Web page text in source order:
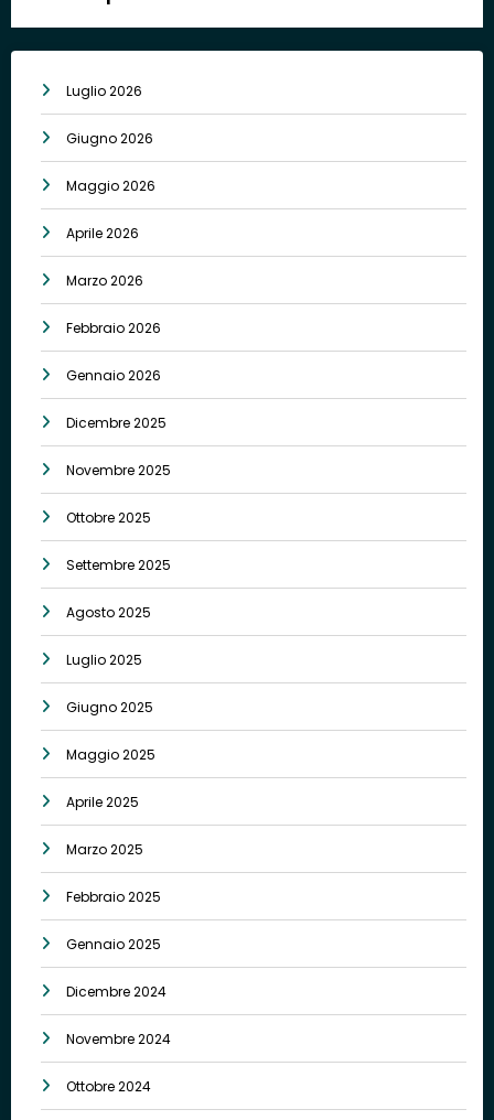
Luglio 2026
Giugno 2026
Maggio 2026
Aprile 2026
Marzo 2026
Febbraio 2026
Gennaio 2026
Dicembre 2025
Novembre 2025
Ottobre 2025
Settembre 2025
Agosto 2025
Luglio 2025
Giugno 2025
Maggio 2025
Aprile 2025
Marzo 2025
Febbraio 2025
Gennaio 2025
Dicembre 2024
Novembre 2024
Ottobre 2024